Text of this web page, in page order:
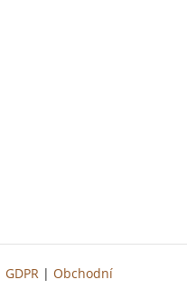
GDPR | Obchodní